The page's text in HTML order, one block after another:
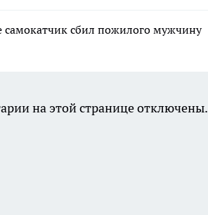
самокатчик сбил пожилого мужчину
на этой странице отключены.